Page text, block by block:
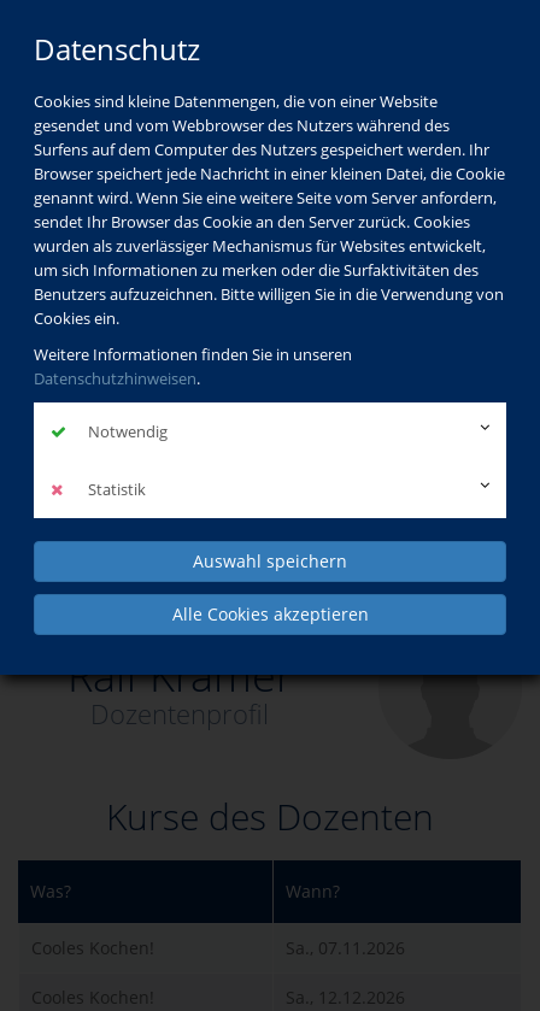
Datenschutz
Cookies sind kleine Datenmengen, die von einer Website
gesendet und vom Webbrowser des Nutzers während des
Surfens auf dem Computer des Nutzers gespeichert werden. Ihr
Browser speichert jede Nachricht in einer kleinen Datei, die Cookie
genannt wird. Wenn Sie eine weitere Seite vom Server anfordern,
sendet Ihr Browser das Cookie an den Server zurück. Cookies
wurden als zuverlässiger Mechanismus für Websites entwickelt,
um sich Informationen zu merken oder die Surfaktivitäten des
Benutzers aufzuzeichnen. Bitte willigen Sie in die Verwendung von
Cookies ein.
Weitere Informationen finden Sie in unseren
Datenschutzhinweisen.
Notwendig
Statistik
Auswahl speichern
Alle Cookies akzeptieren
Dozent*innen Ralf Krämer
Ralf Krämer
Dozentenprofil
Kurse des Dozenten
Was? Wann?
Cooles Kochen! Sa., 07.11.2026
Cooles Kochen! Sa., 12.12.2026